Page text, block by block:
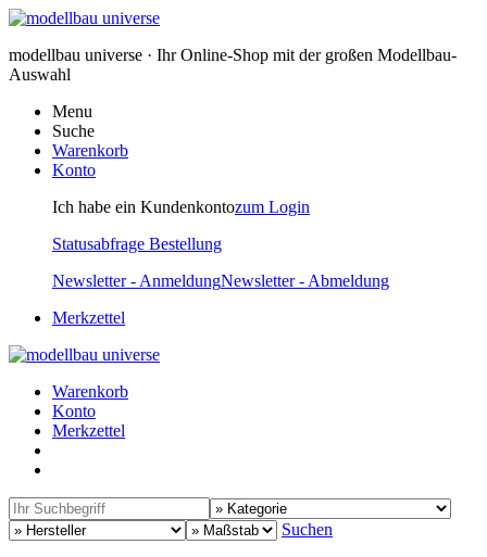
modellbau universe · Ihr Online-Shop mit der großen Modellbau-
Auswahl
Menu
Suche
Warenkorb
Konto
Ich habe ein Kundenkontozum Login
Statusabfrage Bestellung
Newsletter - AnmeldungNewsletter - Abmeldung
Merkzettel
Warenkorb
Konto
Merkzettel
Suchen